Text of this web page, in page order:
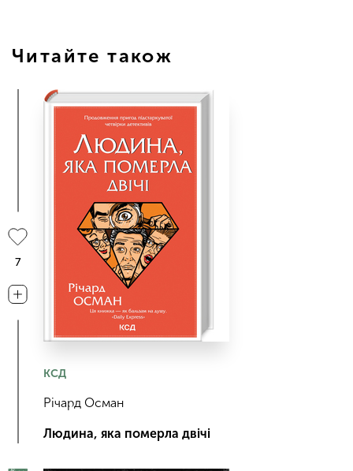
Читайте також
КСД
Річард Осман
Людина, яка померла двічі
7